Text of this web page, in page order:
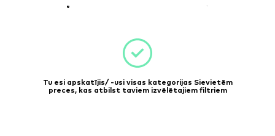
Tu esi apskatījis/ -usi visas kategorijas Sievietēm
preces, kas atbilst taviem izvēlētajiem filtriem